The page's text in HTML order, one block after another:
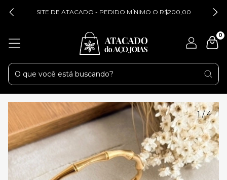
SITE DE ATACADO - PEDIDO MÍNIMO O R$200,00
0
1/4